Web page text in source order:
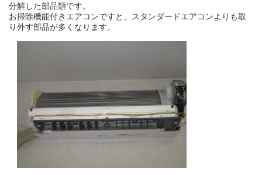
分解した部品類です。
お掃除機能付きエアコンですと、スタンダードエアコンよりも取
り外す部品が多くなります。